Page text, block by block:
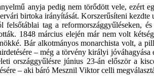
anyja pedig nem törődött vele, ezért
birtoka irányítását. Korszerűsíteni
tag a reformországgyűléseken,
1848 március elején már nem volt
Bár alkotmányos monarchista volt, a
– még a törvény királyi
országgyűlésre június 23-án először a
– aki báró Mesznil Viktor celli